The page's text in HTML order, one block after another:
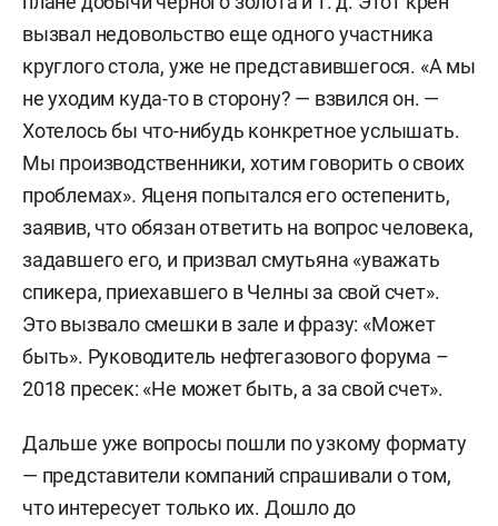
вызвал недовольство еще одного участника
круглого стола, уже не представившегося. «А мы
не уходим куда-то в сторону? — взвился он. —
Хотелось бы что-нибудь конкретное услышать.
Мы производственники, хотим говорить о своих
проблемах». Яценя попытался его остепенить,
заявив, что обязан ответить на вопрос человека,
задавшего его, и призвал смутьяна «уважать
спикера, приехавшего в Челны за свой счет».
Это вызвало смешки в зале и фразу: «Может
быть». Руководитель нефтегазового форума –
2018 пресек: «Не может быть, а за свой счет».
Дальше уже вопросы пошли по узкому формату
— представители компаний спрашивали о том,
что интересует только их. Дошло до